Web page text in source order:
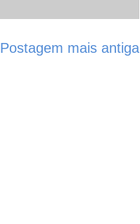
Postagem mais antiga